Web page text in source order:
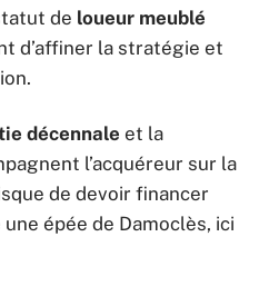
de loueur meublé
d’affiner la stratégie et
décennale et la
l’acquéreur sur la
de devoir financer
épée de Damoclès, ici